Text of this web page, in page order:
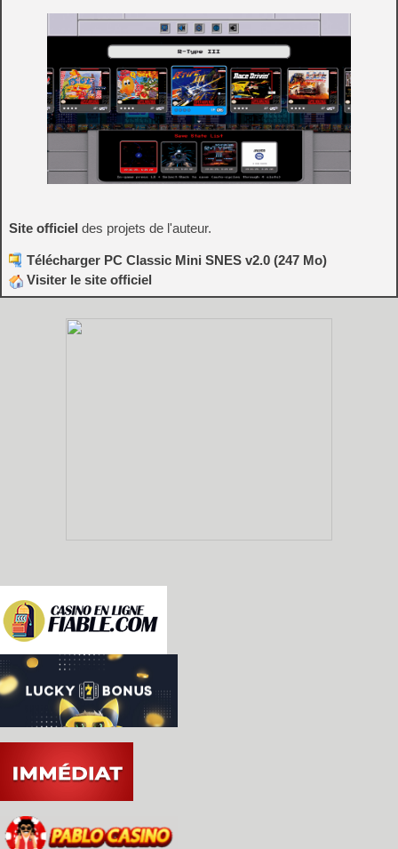
Site officiel des projets de l'auteur.
Télécharger PC Classic Mini SNES v2.0 (247 Mo)
Visiter le site officiel